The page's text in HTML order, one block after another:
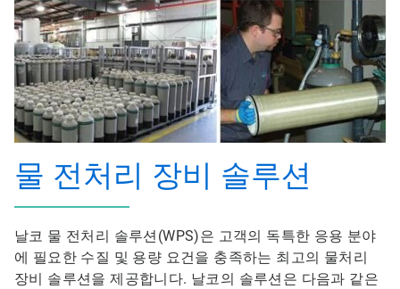
물 전처리 장비 솔루션
날코 물 전처리 솔루션(WPS)은 고객의 독특한 응용 분야
에 필요한 수질 및 용량 요건을 충족하는 최고의 물처리
장비 솔루션을 제공합니다. 날코의 솔루션은 다음과 같은